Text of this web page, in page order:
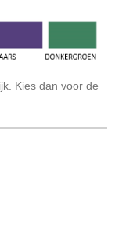
Kies dan voor de